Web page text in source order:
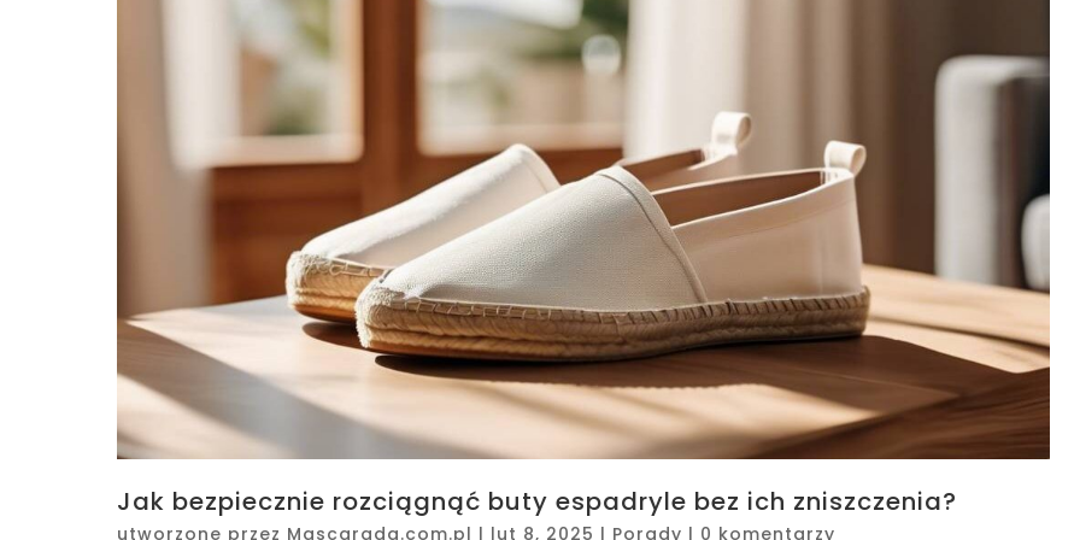
Jak bezpiecznie rozciągnąć buty espadryle bez ich zniszczenia?
utworzone przez Mascarada.com.pl | lut 8, 2025 | Porady | 0 komentarzy